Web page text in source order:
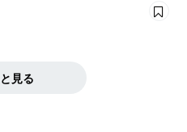
見る